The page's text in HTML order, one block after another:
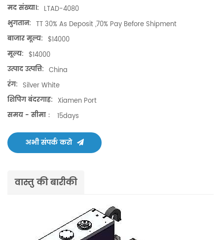
मद संख्या।: LTAD-4080
भुगतान: TT 30% As Deposit ,70% Pay Before Shipment
बाजार मूल्य: $14000
मूल्य: $14000
उत्पाद उत्पत्ति: China
रंग: Silver White
शिपिंग बंदरगाह: Xiamen Port
समय - सीमा：
15days
अभी संपर्क करो
वास्तु की बारीकी